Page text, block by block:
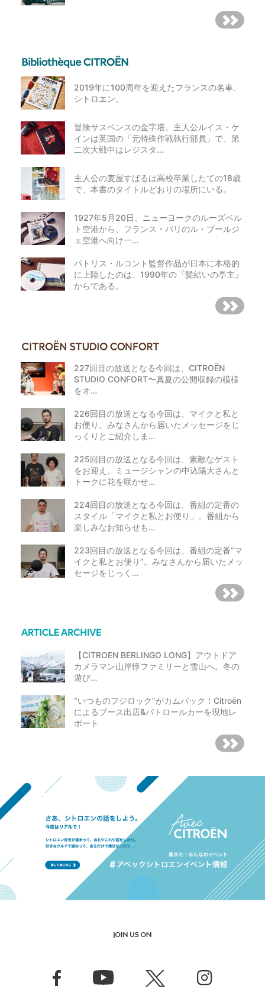
2019年に100周年を迎えたフランスの名車、
シトロエン。
冒険サスペンスの金字塔。主人公ルイス・ケ
インは英国の「元特殊作戦執行部員」で、第
二次大戦中はレジスタ…
主人公の麦屋すばるは高校卒業したての18歳
で、本書のタイトルどおりの場所にいる。
1927年5月20日、ニューヨークのルーズベル
ト空港から、フランス・パリのル・ブールジ
ェ空港へ向け一…
パトリス・ルコント監督作品が日本に本格的
に上陸したのは、1990年の『髪結いの亭主』
からである。
227回目の放送となる今回は、CITROËN
STUDIO CONFORT〜真夏の公開収録の模様
をオ…
226回目の放送となる今回は、マイクと私と
お便り。みなさんから届いたメッセージをじ
っくりとご紹介しま…
225回目の放送となる今回は、素敵なゲスト
をお迎え。ミュージシャンの中込陽大さんと
トークに花を咲かせ…
224回目の放送となる今回は、番組の定番の
スタイル「マイクと私とお便り」。番組から
楽しみなお知らせも…
223回目の放送となる今回は、番組の定番“マ
イクと私とお便り”。みなさんから届いたメッ
セージをじっく…
【CITROEN BERLINGO LONG】アウトドア
カメラマン山岸惇ファミリーと雪山へ。冬の
遊び…
“いつものフジロック”がカムバック！Citroën
によるブース出店&パトロールカーを現地レ
ポート